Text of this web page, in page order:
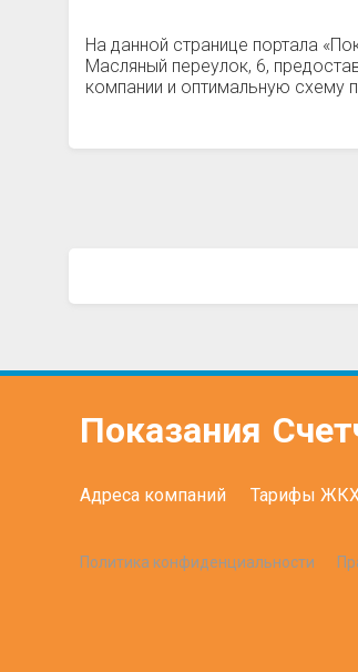
На данной странице портала
Масляный переулок, 6,
компании и оптимальную схему
Показания
Адреса компаний Тарифы
Политика конфиденциальности